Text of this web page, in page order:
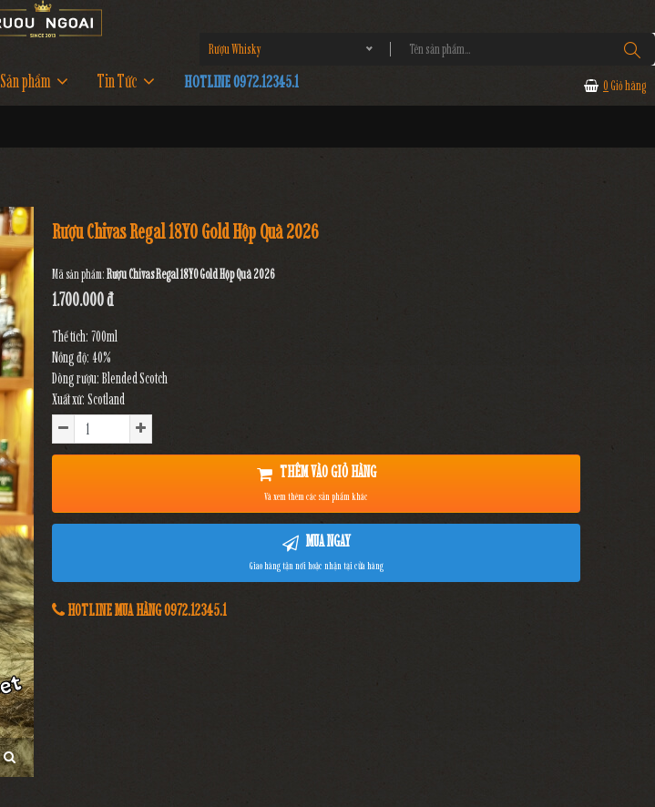
Rượu Whisky
Sản phẩm Tin Tức HOTLINE 0972.12345.1 0 Giỏ hàng
Rượu Chivas Regal 18YO Gold Hộp Quà 2026
Mã sản phẩm:Rượu Chivas Regal 18YO Gold Hộp Quà 2026
1.700.000 đ
Thể tích: 700ml
Nồng độ: 40%
Dòng rượu: Blended Scotch
Xuất xứ: Scotland
THÊM VÀO GIỎ HÀNG
Và xem thêm các sản phẩm khác
MUA NGAY
Giao hàng tận nơi hoặc nhận tại cửa hàng
HOTLINE MUA HÀNG 0972.12345.1